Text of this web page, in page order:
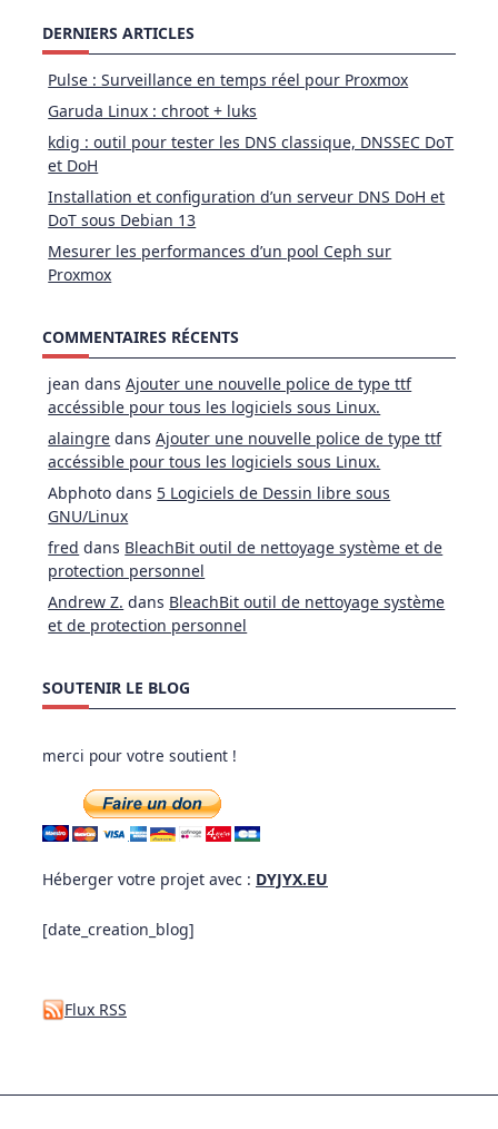
DERNIERS ARTICLES
Pulse : Surveillance en temps réel pour Proxmox
Garuda Linux : chroot + luks
kdig : outil pour tester les DNS classique, DNSSEC DoT
et DoH
Installation et configuration d’un serveur DNS DoH et
DoT sous Debian 13
Mesurer les performances d’un pool Ceph sur
Proxmox
COMMENTAIRES RÉCENTS
jean dansAjouter une nouvelle police de type ttf
accéssible pour tous les logiciels sous Linux.
alaingre dansAjouter une nouvelle police de type ttf
accéssible pour tous les logiciels sous Linux.
Abphoto dans 5 Logiciels de Dessin libre sous
GNU/Linux
fred dans BleachBit outil de nettoyage système et de
protection personnel
Andrew Z. dans BleachBit outil de nettoyage système
et de protection personnel
SOUTENIR LE BLOG
merci pour votre soutient !
Héberger votre projet avec : DYJYX.EU
[date_creation_blog]
Flux RSS